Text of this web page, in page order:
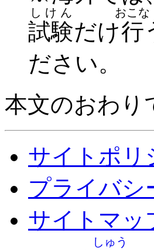
試験
しけん
だけ行
おこな
ださい。
本文のおわり
サイトポリ
プライバシ
サイトマッ
しゅう